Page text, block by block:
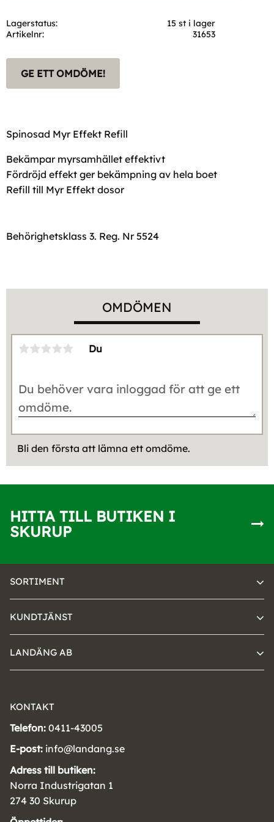
Lagerstatus
15 st i lager
Artikelnr
31653
GE ETT OMDÖME!
Spinosad Myr Effekt Refill
Bekämpar myrsamhället effektivt
Fördröjd effekt ger bekämpning av hela boet
Refill till Myr Effekt dosor
Behörighetsklass 3. Reg. Nr 5524
OMDÖMEN
Du
Bli den första att lämna ett omdöme.
HITTA TILL BUTIKEN I
SKURUP
SORTIMENT
KUNDTJÄNST
LANDÄNG AB
KONTAKT
Telefon: 0411-43005
E-post: info@landang.se
Adress till butiken:
Norra Industrigatan 1
274 30 Skurup